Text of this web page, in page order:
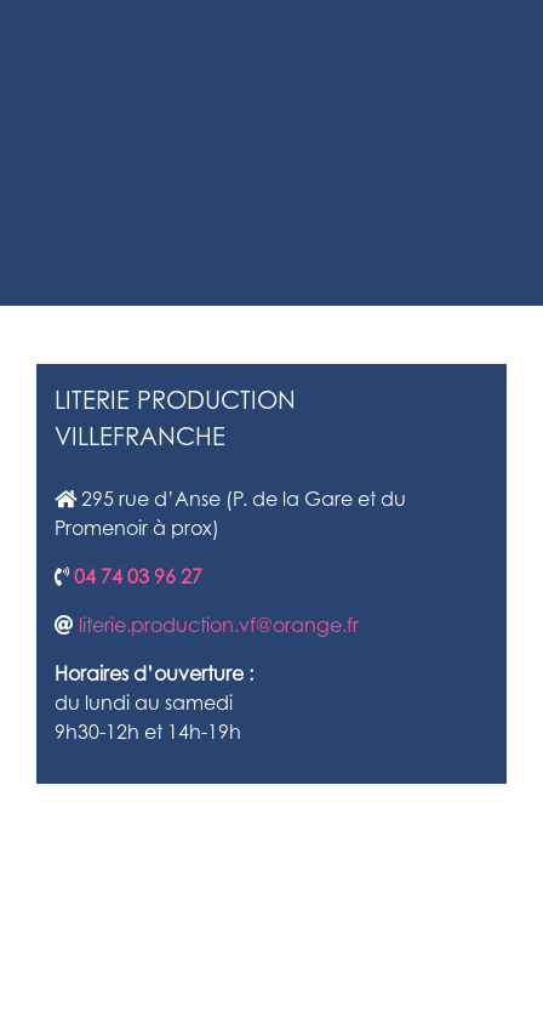
LITERIE PRODUCTION
VILLEFRANCHE
295 rue d’Anse (P. de la Gare et du
Promenoir à prox)
04 74 03 96 27
literie.production.vf@orange.fr
Horaires d’ouverture :
du lundi au samedi
9h30-12h et 14h-19h